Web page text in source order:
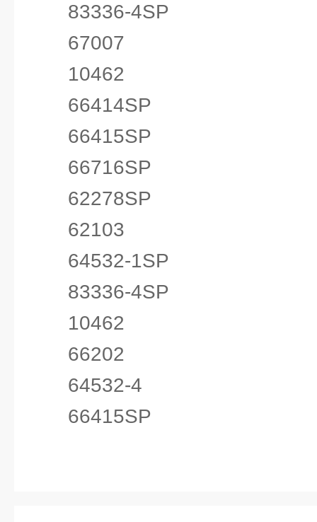
83336-4SP
67007
10462
66414SP
66415SP
66716SP
62278SP
62103
64532-1SP
83336-4SP
10462
66202
64532-4
66415SP